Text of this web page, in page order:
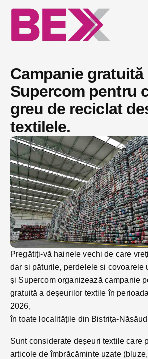
Campanie gratuită
Supercom pentru
greu de reciclat
textilele.
Pregătiți-vă hainele vechi de care
dar si păturile, perdelele si covoarele
și Supercom organizează campanie
gratuită a deșeurilor textile în
2026,
în toate localitățile din Bistrița-
Sunt considerate deșeuri textile care
articole de îmbrăcăminte uzate